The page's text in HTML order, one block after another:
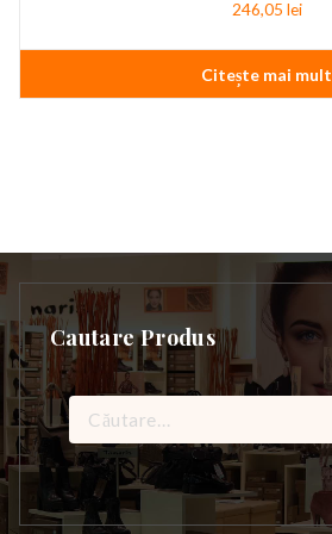
246,05 lei
Citește mai mult
Cautare Produs
Caută
după: